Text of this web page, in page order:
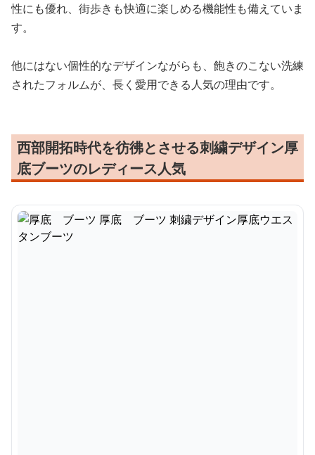
性にも優れ、街歩きも快適に楽しめる機能性も備えていま
す。
他にはない個性的なデザインながらも、飽きのこない洗練
されたフォルムが、長く愛用できる人気の理由です。
西部開拓時代を彷彿とさせる刺繍デザイン厚
底ブーツのレディース人気